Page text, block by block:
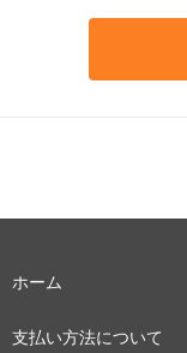
ホーム
支払い方法について